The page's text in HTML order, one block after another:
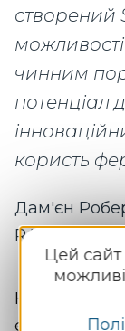
Цей сайт
створений
чинним
потенціал
користь
Дам'єн
RAGT
Компанії